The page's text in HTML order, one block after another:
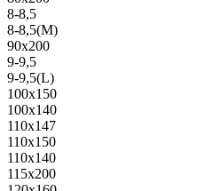
8-8,5
8-8,5(M)
90х200
9-9,5
9-9,5(L)
100х150
100х140
110х147
110х150
110х140
115х200